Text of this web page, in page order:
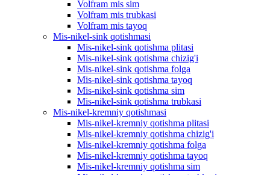
Volfram mis sim
Volfram mis trubkasi
Volfram mis tayoq
Mis-nikel-sink qotishmasi
Mis-nikel-sink qotishma plitasi
Mis-nikel-sink qotishma chizig'i
Mis-nikel-sink qotishma folga
Mis-nikel-sink qotishma tayoq
Mis-nikel-sink qotishma sim
Mis-nikel-sink qotishma trubkasi
Mis-nikel-kremniy qotishmasi
Mis-nikel-kremniy qotishma plitasi
Mis-nikel-kremniy qotishma chizig'i
Mis-nikel-kremniy qotishma folga
Mis-nikel-kremniy qotishma tayoq
Mis-nikel-kremniy qotishma sim